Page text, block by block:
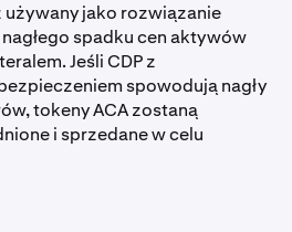
używany jako rozwiązanie
spadku cen aktywów
Jeśli CDP z
spowodują nagły
tokeny ACA zostaną
i sprzedane w celu